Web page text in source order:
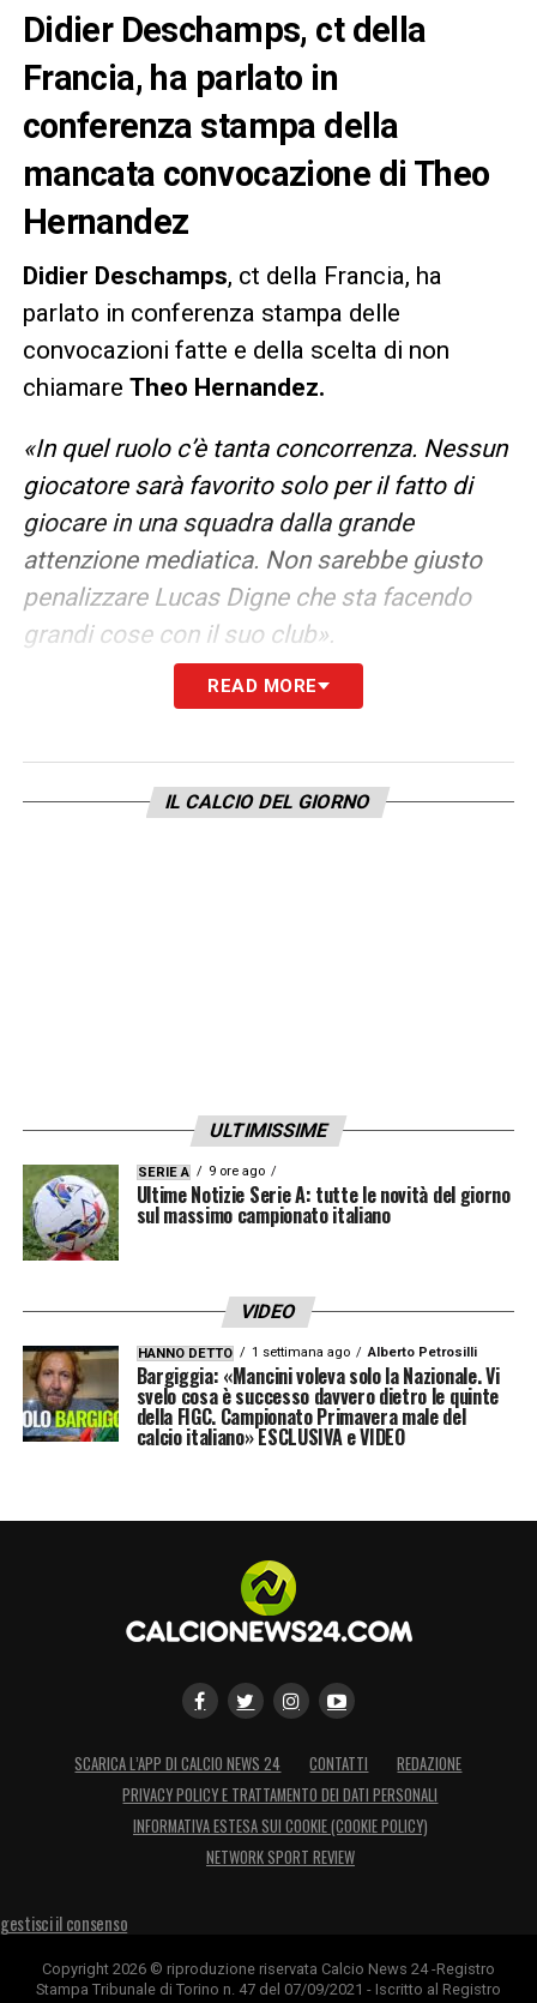
Didier Deschamps, ct della
Francia, ha parlato in
conferenza stampa della
mancata convocazione di Theo
Hernandez
Didier Deschamps, ct della Francia, ha
parlato in conferenza stampa delle
convocazioni fatte e della scelta di non
chiamare Theo Hernandez.
«In quel ruolo c’è tanta concorrenza. Nessun
giocatore sarà favorito solo per il fatto di
giocare in una squadra dalla grande
attenzione mediatica. Non sarebbe giusto
penalizzare Lucas Digne che sta facendo
grandi cose con il suo club».
LA PLAYLIST DELLE NOSTRE TOP NEWS
READ MORE
IL CALCIO DEL GIORNO
ULTIMISSIME
SERIE A 9 ore ago
Ultime Notizie Serie A: tutte le novità del giorno
sul massimo campionato italiano
VIDEO
HANNO DETTO 1 settimana ago Alberto Petrosilli
Bargiggia: «Mancini voleva solo la Nazionale. Vi
svelo cosa è successo davvero dietro le quinte
della FIGC. Campionato Primavera male del
calcio italiano» ESCLUSIVA e VIDEO
SCARICA L’APP DI CALCIO NEWS 24 CONTATTI
REDAZIONE
PRIVACY POLICY E TRATTAMENTO DEI DATI PERSONALI
INFORMATIVA ESTESA SUI COOKIE (COOKIE POLICY)
NETWORK SPORT REVIEW
gestisci il consenso
Copyright 2026 © riproduzione riservata Calcio News 24 -Registro
Stampa Tribunale di Torino n. 47 del 07/09/2021 - Iscritto al Registro